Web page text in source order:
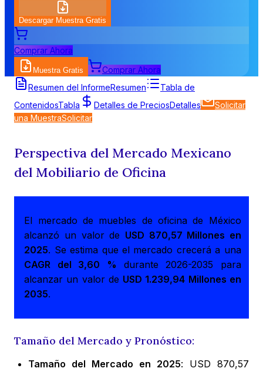
Descargar Muestra Gratis
Comprar Ahora
Muestra Gratis
Comprar Ahora
Resumen del InformeResumen
Tabla de
ContenidosTabla Detalles de PreciosDetalles
Solicitar
una MuestraSolicitar
Perspectiva del Mercado Mexicano
del Mobiliario de Oficina
El mercado de muebles de oficina de México
alcanzó un valor de USD 870,57 Millones en
2025. Se estima que el mercado crecerá a una
CAGR del 3,60 % durante 2026-2035 para
alcanzar un valor de USD 1.239,94 Millones en
2035.
Tamaño del Mercado y Pronóstico:
Tamaño del Mercado en 2025: USD 870,57